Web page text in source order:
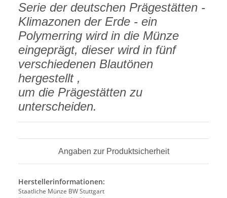
Serie der deutschen Prägestätten -
Klimazonen der Erde - ein
Polymerring wird in die Münze
eingeprägt, dieser wird in fünf
verschiedenen Blautönen
hergestellt ,
um die Prägestätten zu
unterscheiden.
Angaben zur Produktsicherheit
Herstellerinformationen:
Staatliche Münze BW Stuttgart